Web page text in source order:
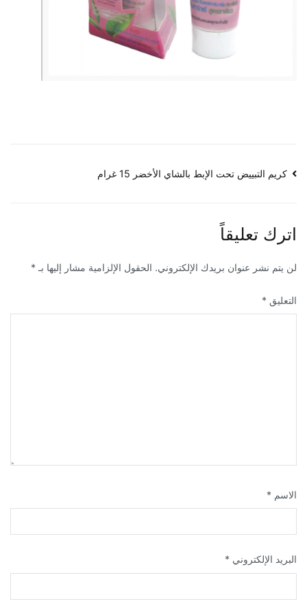
تصفّح
كريم التبييض تحت الإبط بالشاي الأخضر 15 غرام
اترك تعليقاً
لن يتم نشر عنوان بريدك الإلكتروني. الحقول الإلزامية مشار إليها بـ*
التعليق*
الاسم*
البريد الإلكتروني *